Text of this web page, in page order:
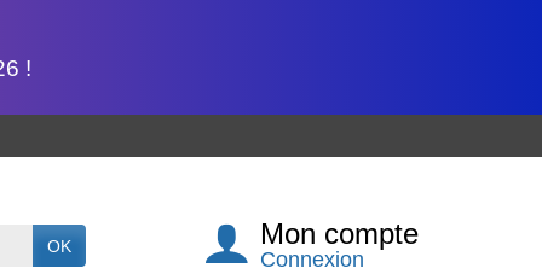
!
OK Mon compte
Connexion